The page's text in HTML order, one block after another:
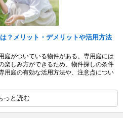
？メリット・デメリットや活用方法
庭がついている物件がある。専用庭には
楽しみ方ができるため、物件探しの条件
用庭の有効な活用方法や、注意点につい
っと読む